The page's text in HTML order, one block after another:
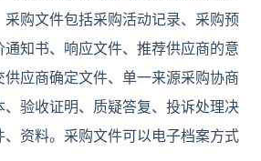
采购文件包括采购活动记录、采购预
知书、响应文件、推荐供应商的意
供应商确定文件、单一来源采购协商
验收证明、质疑答复、投诉处理决
、资料。采购文件可以电子档案方式